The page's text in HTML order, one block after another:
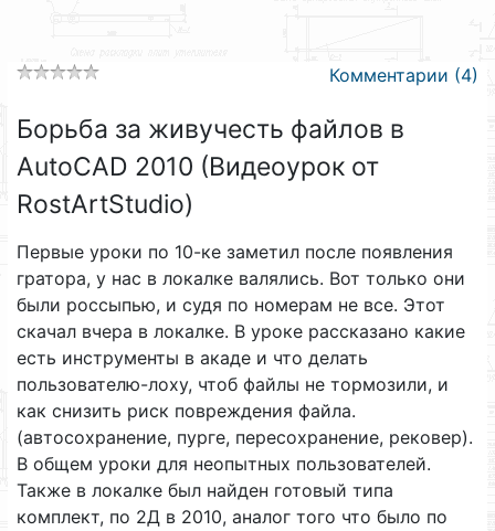
Комментарии (4)
Борьба за живучесть файлов в
AutoCAD 2010 (Видеоурок от
RostArtStudio)
Первые уроки по 10-ке заметил после появления
гратора, у нас в локалке валялись. Вот только они
были россыпью, и судя по номерам не все. Этот
скачал вчера в локалке. В уроке рассказано какие
есть инструменты в акаде и что делать
пользователю-лоху, чтоб файлы не тормозили, и
как снизить риск повреждения файла.
(автосохранение, пурге, пересохранение, рековер).
В общем уроки для неопытных пользователей.
Также в локалке был найден готовый типа
комплект, по 2Д в 2010, аналог того что было по